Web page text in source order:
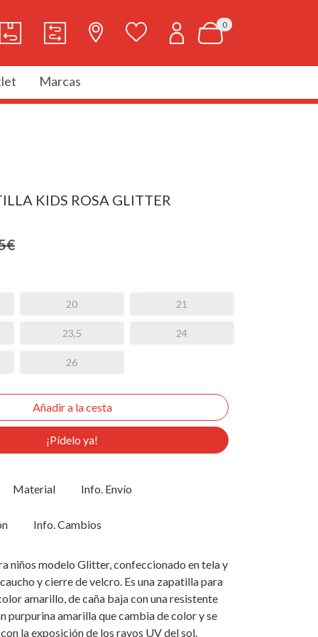
0
Marcas
KIDS ROSA GLITTER
20 21
23,5 24
26
¡Pídelo ya!
Material Info. Envío
Info. Cambios
niños modelo Glitter, confeccionado en tela y
y cierre de velcro. Es una zapatilla para
amarillo, de caña baja con una resistente
purpurina amarilla que cambia de color y se
la exposición de los rayos UV del sol.